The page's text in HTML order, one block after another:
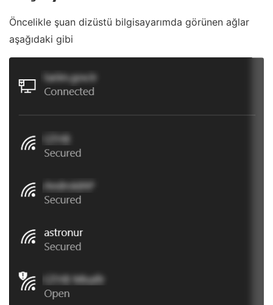
Öncelikle şuan dizüstü bilgisayarımda görünen ağlar
aşağıdaki gibi